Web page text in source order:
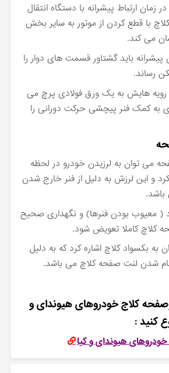
زمان ارتباط پیشرانه با دستگاه انتقال
با قطع کردن از موتور به سایر بخش
می کند.
پیشرانه باید گشتاور قسمت های دوار را
رساند.
رویه هایش به یک ورق فولادی پرچ می
به کمک فنر پیچشی حرکت دورانی را
می توان به لرزیدن خودرو در لحظه
و این لرزش به دلیل از فنر خارج شدن
( معیوب بودن فنرها) و نگهداری صحیح
کلاچ کاملا تعویض شود.
به بکسواد کلاچ اشاره کرد که به دلیل
شدن لنت صفحه کلاچ می باشد.
کلاج خودروهای هیوندای و
کنید :
هیوندای و کیا